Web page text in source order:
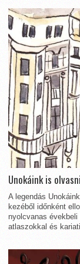
Unokáink is
A legendás
kezéből időnként
nyolcvanas
atlaszokkal és